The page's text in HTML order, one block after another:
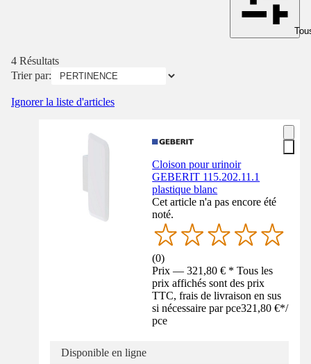
4 Résultats
Trier par:
Ignorer la liste d'articles
Cloison pour urinoir
GEBERIT 115.202.11.1
plastique blanc
Cet article n'a pas encore été
noté.
(0)
Prix — 321,80 € * Tous les
prix affichés sont des prix
TTC, frais de livraison en sus
si nécessaire par pce321,80 €*/
pce
Disponible en ligne